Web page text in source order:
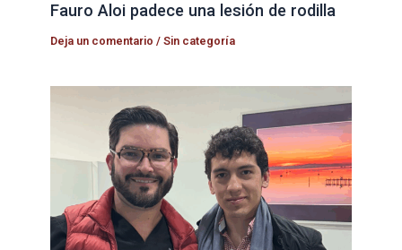
Fauro Aloi padece una lesión de rodilla
Deja un comentario /Sin categoría